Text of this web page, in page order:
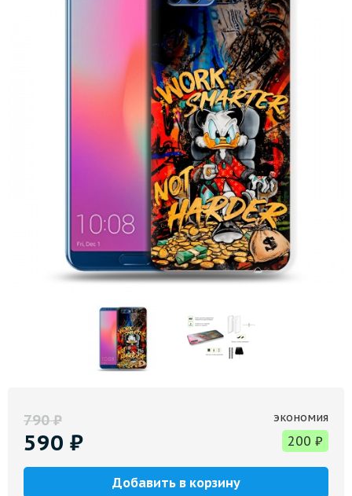
790₽
590 ₽
экономия
200 ₽
Добавить в корзину